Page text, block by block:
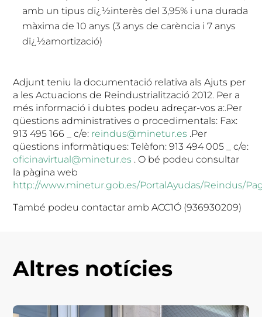
amb un tipus dï¿½interès del 3,95% i una durada
màxima de 10 anys (3 anys de carència i 7 anys
dï¿½amortizació)
Adjunt teniu la documentació relativa als Ajuts per
a les Actuacions de Reindustrialització 2012. Per a
més informació i dubtes podeu adreçar-vos a:.Per
qüestions administratives o procedimentals: Fax:
913 495 166 _ c/e: reindus@minetur.es .Per
qüestions informàtiques: Telèfon: 913 494 005 _ c/e:
oficinavirtual@minetur.es . O bé podeu consultar
la pàgina web
http://www.minetur.gob.es/PortalAyudas/Reindus/
També podeu contactar amb ACC1Ó (936930209)
Altres notícies